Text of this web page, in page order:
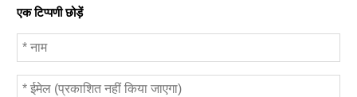
एक टिप्पणी छोड़ें